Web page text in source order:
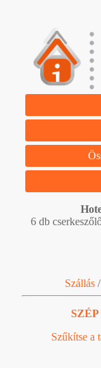
6 db
Szállás /
SZÉP
Szűkítse a